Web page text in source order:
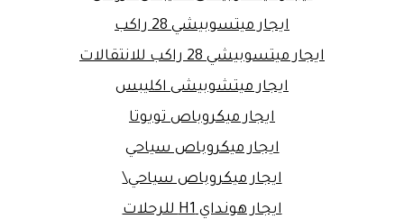
ايجار ميتسوبيشي 28 راكب
ايجار ميتسوبيشي 28 راكب للانتقالات
ايجار ميتشوبيشى اكليبس
ايجار ميكروباص تويوتا
ايجار ميكروباص سياحي
ايجار ميكروباص سياحي\
ايجار هونداي H1 للرحلات